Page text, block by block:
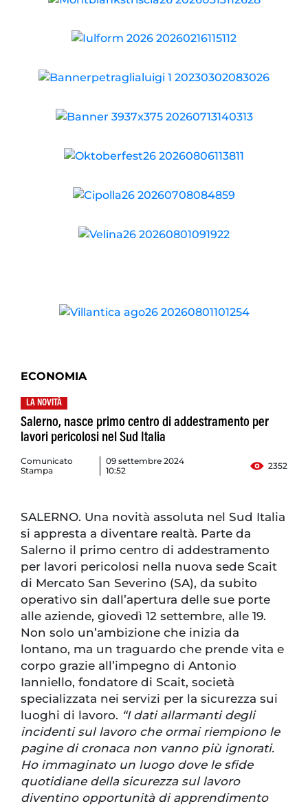
ECONOMIA
LA NOVITÀ
Salerno, nasce primo centro di addestramento per
lavori pericolosi nel Sud Italia
Comunicato
Stampa
09 settembre 2024
10:52
2352
SALERNO. Una novità assoluta nel Sud Italia
si appresta a diventare realtà. Parte da
Salerno il primo centro di addestramento
per lavori pericolosi nella nuova sede Scait
di Mercato San Severino (SA), da subito
operativo sin dall’apertura delle sue porte
alle aziende, giovedì 12 settembre, alle 19.
Non solo un’ambizione che inizia da
lontano, ma un traguardo che prende vita e
corpo grazie all’impegno di Antonio
Ianniello, fondatore di Scait, società
specializzata nei servizi per la sicurezza sui
luoghi di lavoro. “I dati allarmanti degli
incidenti sul lavoro che ormai riempiono le
pagine di cronaca non vanno più ignorati.
Ho immaginato un luogo dove le sfide
quotidiane della sicurezza sul lavoro
diventino opportunità di apprendimento